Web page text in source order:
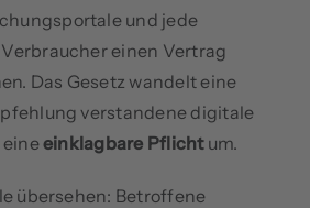
und jede
einen Vertrag
Das Gesetz wandelt eine
verstandene digitale
eineeinklagbare Pflichtum.
übersehen: Betroffene